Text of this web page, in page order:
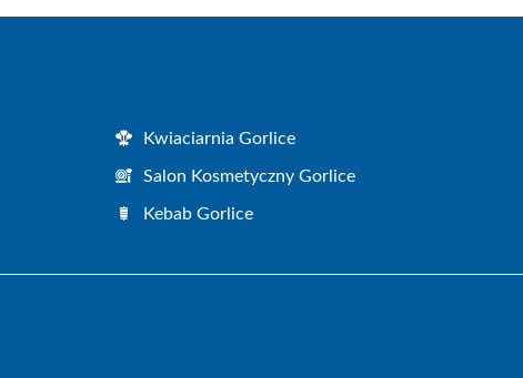
Kwiaciarnia Gorlice
Salon Kosmetyczny Gorlice
Kebab Gorlice